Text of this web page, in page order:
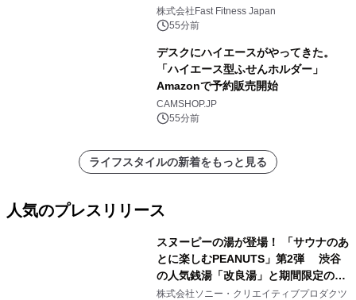
中無休のフィットネスジム＞
株式会社Fast Fitness Japan
55分前
デスクにハイエースがやってきた。
「ハイエース型ふせんホルダー」
Amazonで予約販売開始
CAMSHOP.JP
55分前
ライフスタイルの新着をもっと見る
人気のプレスリリース
スヌーピーの湯が登場！ 「サウナのあ
とに楽しむPEANUTS」第2弾 渋谷
の人気銭湯「改良湯」と期間限定のコ
ラボレーション サウナイキタイコラ
株式会社ソニー・クリエイティブプロダクツ